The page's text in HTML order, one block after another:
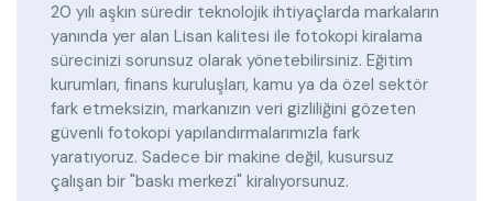
20 yılı aşkın süredir teknolojik ihtiyaçlarda markaların
yanında yer alan Lisan kalitesi ile fotokopi kiralama
sürecinizi sorunsuz olarak yönetebilirsiniz. Eğitim
kurumları, finans kuruluşları, kamu ya da özel sektör
fark etmeksizin, markanızın veri gizliliğini gözeten
güvenli fotokopi yapılandırmalarımızla fark
yaratıyoruz. Sadece bir makine değil, kusursuz
çalışan bir "baskı merkezi" kiralıyorsunuz.